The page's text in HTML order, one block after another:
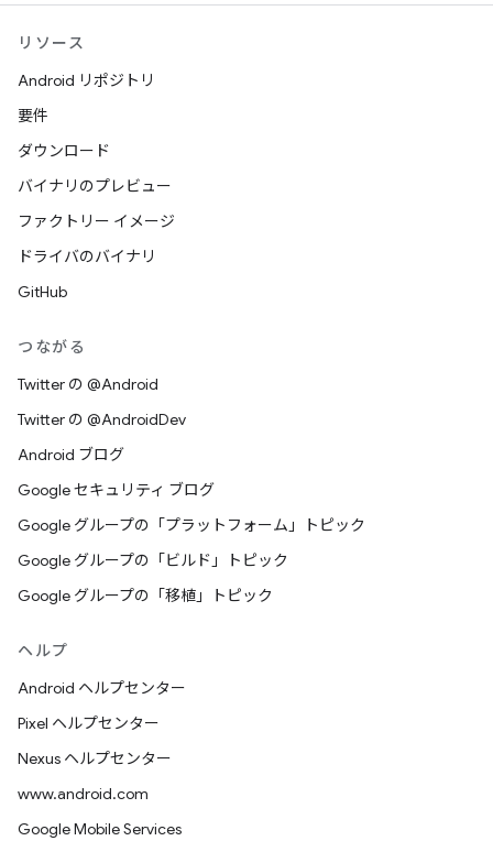
リソース
Android リポジトリ
要件
ダウンロード
バイナリのプレビュー
ファクトリー イメージ
ドライバのバイナリ
GitHub
つながる
Twitter の @Android
Twitter の @AndroidDev
Android ブログ
Google セキュリティ ブログ
Google グループの「プラットフォーム」トピック
Google グループの「ビルド」トピック
Google グループの「移植」トピック
ヘルプ
Android ヘルプセンター
Pixel ヘルプセンター
Nexus ヘルプセンター
www.android.com
Google Mobile Services